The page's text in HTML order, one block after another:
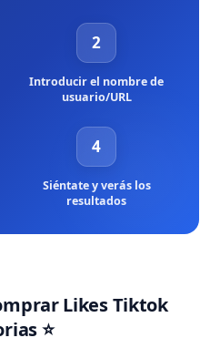
BuyCheapestFollowers como tu
2
Introducir el nombre de
usuario/URL
4
Siéntate y verás los
resultados
Likes Tiktok
⭐